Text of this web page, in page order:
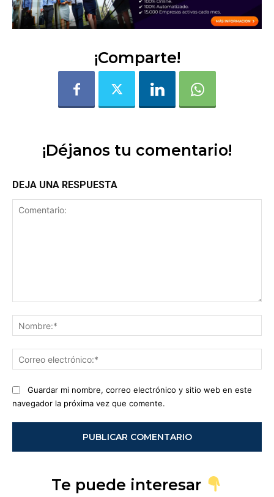
¡Comparte!
¡Déjanos tu comentario!
DEJA UNA RESPUESTA
Guardar mi nombre, correo electrónico y sitio web en este
navegador la próxima vez que comente.
Te puede interesar